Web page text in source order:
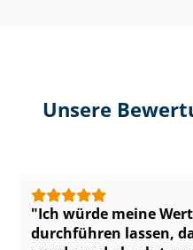
Unsere
Ich würde meine
durchführen lassen,